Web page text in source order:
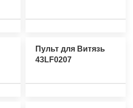
Пульт для Витязь
43LF0207